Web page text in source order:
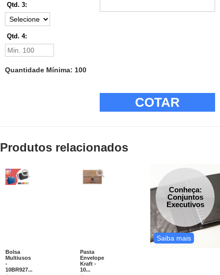
Qtd. 3:
Qtd. 4:
Quantidade Mínima: 100
COTAR
Produtos relacionados
Bolsa
Multiusos
-
10BR927...
Pasta
Envelope
Kraft -
10...
Conheça:
Conjuntos
Executivos
Saiba mais